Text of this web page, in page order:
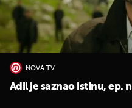
NOVA TV
Adil je saznao istinu, ep.